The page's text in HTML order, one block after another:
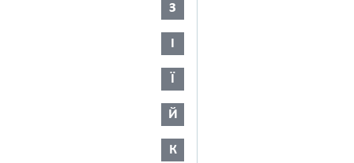
З
І
Ї
Й
К